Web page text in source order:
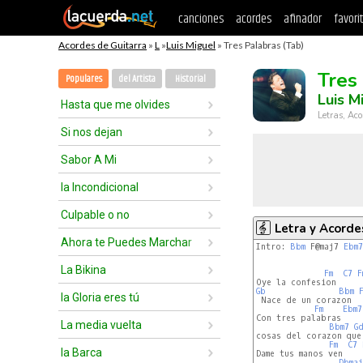
canciones acordes afinador
Acordes de Guitarra » L »Luis Miguel » Tres Palabras (Tab)
Populares del Artista Historial
Hasta que me olvides
Si nos dejan
Sabor A Mi
la Incondicional
Culpable o no
Ahora te Puedes Marchar
La Bikina
la Gloria eres tú
La media vuelta
la Barca
Luis
Letras,
Letra y
Intro: Bbm F@maj7 Ebm7
Fm C7
Gb
Bbm
Nace de un
Fm
Ebm7
Con tres palabras
Bbm7
cosas del corazon
Fm
C7
Dame tus manos